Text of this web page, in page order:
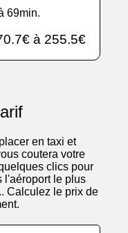
69min.
à 255.5€
en taxi et
coutera votre
clics pour
l'aéroport le plus
Calculez le prix de